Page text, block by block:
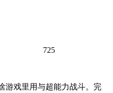
725
游戏里用与超能力战斗。完